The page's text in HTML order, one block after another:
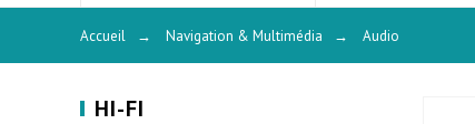
Accueil → Navigation & Multimédia → Audio
HI-FI